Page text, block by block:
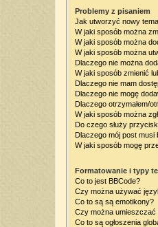
Problemy z pisaniem
Jak utworzyć nowy
W jaki sposób można
W jaki sposób można
W jaki sposób można
Dlaczego nie można
W jaki sposób zmienić
Dlaczego nie mam
Dlaczego nie mogę
Dlaczego otrzymałem/
W jaki sposób można
Do czego służy
Dlaczego mój post musi
W jaki sposób mogę
Formatowanie i typy
Co to jest BBCode?
Czy można używać
Co to są są emotikony?
Czy można umieszczać
Co to są ogłoszenia